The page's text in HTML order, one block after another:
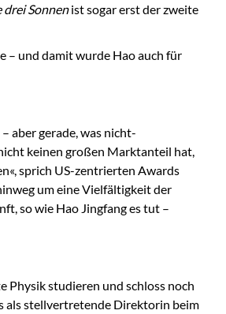
drei Sonnenist sogar erst der zweite
– und damit wurde Hao auch für
aber gerade, was nicht-
keinen großen Marktanteil hat,
sprich US-zentrierten Awards
um eine Vielfältigkeit der
so wie Hao Jingfang es tut –
Physik studieren und schloss noch
als stellvertretende Direktorin beim